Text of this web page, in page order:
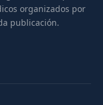
organizados por
publicación.